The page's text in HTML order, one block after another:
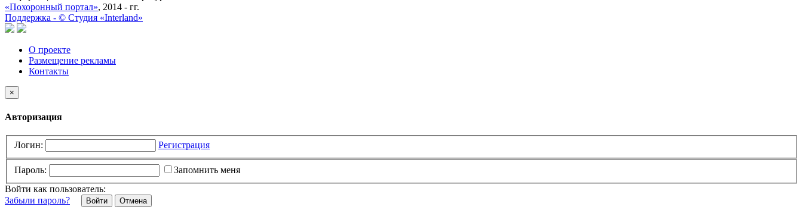
«Похоронный портал», 2014 - гг.
Поддержка - © Cтудия «Interland»
О проекте
Размещение рекламы
Контакты
×
Авторизация
Логин: Регистрация
Пароль:
Запомнить меня
Войти как пользователь:
Забыли пароль?
Отмена